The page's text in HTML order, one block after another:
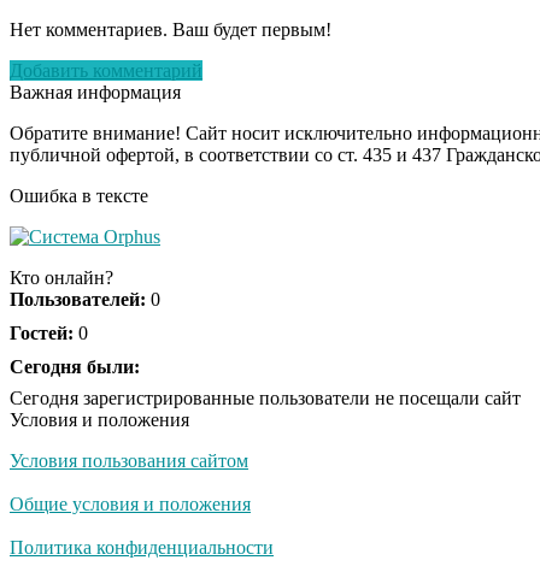
Нет комментариев. Ваш будет первым!
Добавить комментарий
Важная информация
Обратите внимание! Сайт носит исключительно
публичной офертой, в соответствии со ст. 435 и 437
Ошибка в тексте
Кто онлайн?
Пользователей: 0
Гостей: 0
Сегодня были:
Сегодня зарегистрированные пользователи не посещали сайт
Условия и положения
Условия пользования сайтом
Общие условия и положения
Политика конфиденциальности